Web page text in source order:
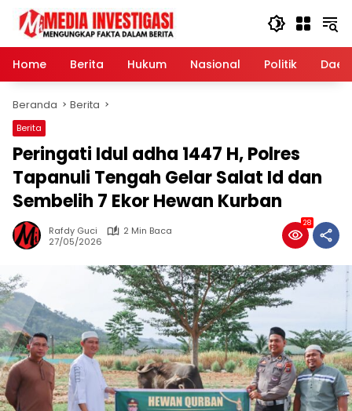
Langsung
konten
Home
Berita Hukum Nasional Politik
Beranda Berita
Berita
Peringati Idul adha 1447 H, Polres
Tapanuli Tengah Gelar Salat Id dan
Sembelih 7 Ekor Hewan Kurban
Rafdy Guci
2 Min Baca
27/05/2026
28